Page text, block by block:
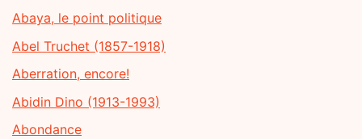
Abaya, le point politique
Abel Truchet (1857-1918)
Aberration, encore!
Abidin Dino (1913-1993)
Abondance